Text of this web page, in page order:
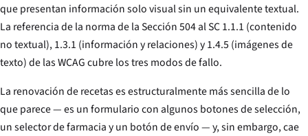
que presentan información solo visual sin un equivalente textual.
La referencia de la norma de la Sección 504 al SC 1.1.1 (contenido
no textual), 1.3.1 (información y relaciones) y 1.4.5 (imágenes de
texto) de las WCAG cubre los tres modos de fallo.
La renovación de recetas es estructuralmente más sencilla de lo
que parece — es un formulario con algunos botones de selección,
un selector de farmacia y un botón de envío — y, sin embargo, cae